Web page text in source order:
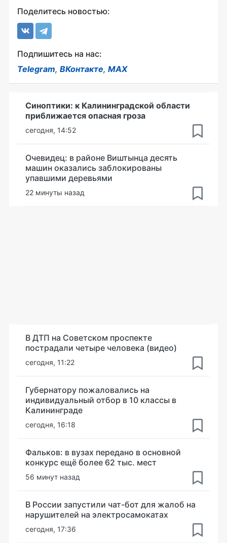
Поделитесь новостью:
Подпишитесь на нас:
Telegram, ВКонтакте, MAX
Синоптики: к Калининградской области
приближается опасная гроза
сегодня, 14:52
Очевидец: в районе Виштынца десять
машин оказались заблокированы
упавшими деревьями
22 минуты назад
В ДТП на Советском проспекте
пострадали четыре человека (видео)
сегодня, 11:22
Губернатору пожаловались на
индивидуальный отбор в 10 классы в
Калининграде
сегодня, 16:18
Фальков: в вузах передано в основной
конкурс ещё более 62 тыс. мест
56 минут назад
В России запустили чат-бот для жалоб на
нарушителей на электросамокатах
сегодня, 17:36